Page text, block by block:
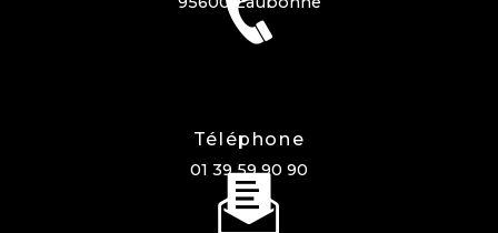
Téléphone
01 39 59 90 90